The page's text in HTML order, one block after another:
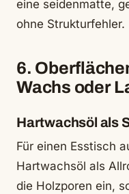
eine seidenmatte,
ohne Strukturfehler.
6.
Wachs oder
Hartwachsöl als
Für einen Esstisch
Hartwachsöl als
die Holzporen ein,